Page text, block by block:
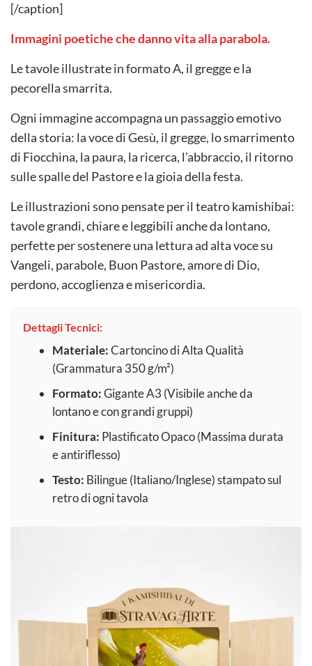
[/caption]
Immagini poetiche che danno vita alla parabola.
Le tavole illustrate in formato A, il gregge e la
pecorella smarrita.
Ogni immagine accompagna un passaggio emotivo
della storia: la voce di Gesù, il gregge, lo smarrimento
di Fiocchina, la paura, la ricerca, l’abbraccio, il ritorno
sulle spalle del Pastore e la gioia della festa.
Le illustrazioni sono pensate per il teatro kamishibai:
tavole grandi, chiare e leggibili anche da lontano,
perfette per sostenere una lettura ad alta voce su
Vangeli, parabole, Buon Pastore, amore di Dio,
perdono, accoglienza e misericordia.
Dettagli Tecnici:
Materiale:Cartoncino di Alta Qualità
(Grammatura 350 g/m²)
Formato:Gigante A3 (Visibile anche da
lontano e con grandi gruppi)
Finitura: Plastificato Opaco (Massima durata
e antiriflesso)
Testo: Bilingue (Italiano/Inglese) stampato sul
retro di ogni tavola